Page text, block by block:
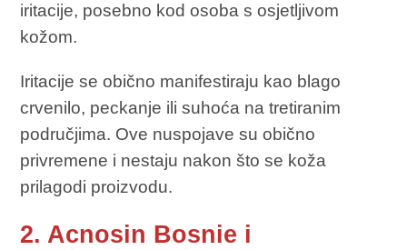
iritacije, posebno kod osoba s osjetljivom
kožom.
Iritacije se obično manifestiraju kao blago
crvenilo, peckanje ili suhoća na tretiranim
područjima. Ove nuspojave su obično
privremene i nestaju nakon što se koža
prilagodi proizvodu.
2. Acnosin Bosnie i